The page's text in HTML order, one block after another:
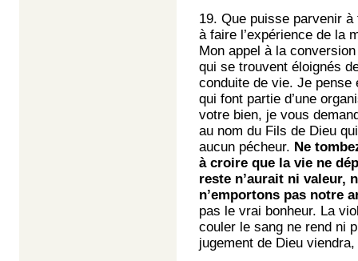
19. Que puisse parvenir à
à faire l’expérience de la
Mon appel à la
qui se trouvent éloignés
conduite de vie. Je
qui font partie d’une
votre bien, je vous
au nom du Fils de Dieu
aucun pécheur. Ne
à croire que la vie ne
reste n’aurait ni valeur,
n’emportons pas notre
pas le vrai bonheur. La
couler le sang ne rend ni
jugement de Dieu